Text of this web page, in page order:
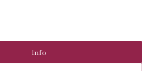
Info